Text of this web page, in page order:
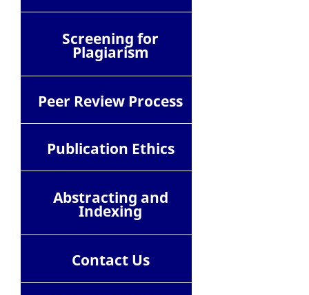
Screening for
Plagiarism
Peer Review Process
Publication Ethics
Abstracting and
Indexing
ContactUs